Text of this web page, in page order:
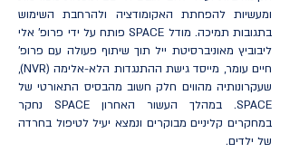
ומעשיות להפחתת האקומודציה ולהרחבת השימוש
בתגובות תמיכה. מודל SPACE פותח על ידי פרופ' אלי
ליבוביץ מאוניברסיטת ייל תוך שיתוף פעולה עם פרופ'
חיים עומר, מייסד גישת ההתנגדות הלא-אלימה (NVR),
שעקרונותיה מהווים חלק חשוב מהבסיס התאורטי של
SPACE. במהלך העשור האחרון SPACE נחקר
במחקרים קליניים מבוקרים ונמצא יעיל לטיפול בחרדה
של ילדים.